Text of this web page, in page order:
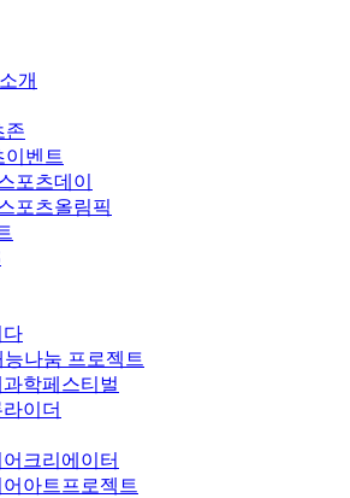
개
존
이벤트
포츠데이
포츠올림픽
다
나눔 프로젝트
과학페스티벌
이더
크리에이터
어아트프로젝트